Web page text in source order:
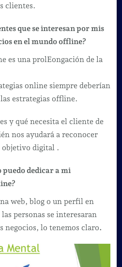
clientes.
que se interesan por mis
en el mundo offline?
es una prolEongación de la
online siempre deberían
estrategias offline.
y qué necesita el cliente de
nos ayudará a reconocer
objetivo digital .
puedo dedicar a mi
web, blog o un perfil en
las personas se interesaran
negocios, lo tenemos claro.